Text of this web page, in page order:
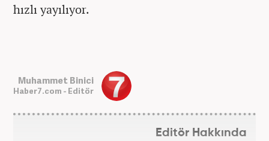
hızlı yayılıyor.
Muhammet Binici
Haber7.com - Editör
Editör Hakkında